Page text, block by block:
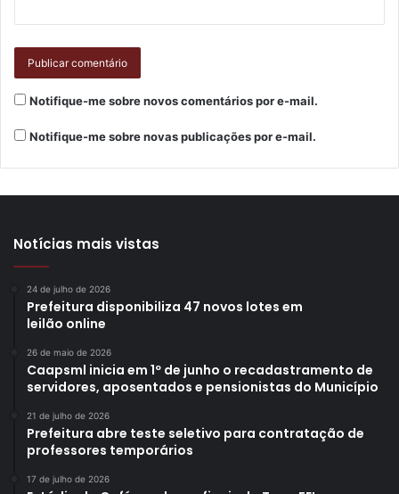
Notifique-me sobre novos comentários por e-mail.
Notifique-me sobre novas publicações por e-mail.
Notícias mais vistas
24 de julho de 2026
Prefeitura disponibiliza 47 novos lotes em
leilão online
26 de maio de 2026
Caapsml inicia em 1º de junho o recadastramento de
servidores, aposentados e pensionistas do Município
21 de julho de 2026
Prefeitura abre teste seletivo para contratação de
professores temporários
17 de julho de 2026